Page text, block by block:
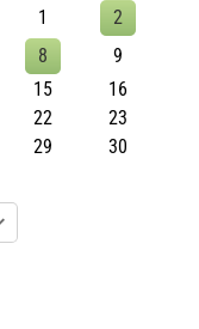
1
2
8
9
15
16
22
23
29
30